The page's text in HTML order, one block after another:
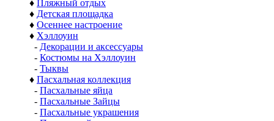
♦ Пляжный отдых
♦ Детская площадка
♦ Осеннее настроение
♦ Хэллоуин
- Декорации и аксессуары
- Костюмы на Хэллоуин
- Тыквы
♦ Пасхальная коллекция
- Пасхальные яйца
- Пасхальные Зайцы
- Пасхальные украшения